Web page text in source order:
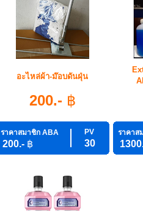
อะไหล่ผ้า-ม๊อบดันฝุ่น
200.- ฿
ราคาสมาชิก ABA PV
200.- ฿ 30
ราคาส